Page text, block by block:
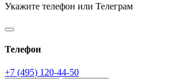
Укажите телефон или Телеграм
Телефон
+7 (495) 120-44-50